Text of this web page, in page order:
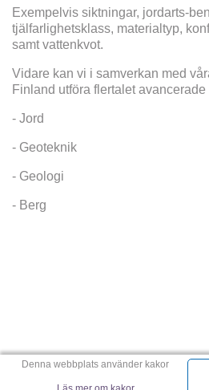
Exempelvis siktningar, jordarts-
tjälfarlighetsklass, materialtyp,
samt vattenkvot.
Vidare kan vi i samverkan med
Finland utföra flertalet
- Jord
- Geoteknik
- Geologi
- Berg
Denna webbplats använder kakor